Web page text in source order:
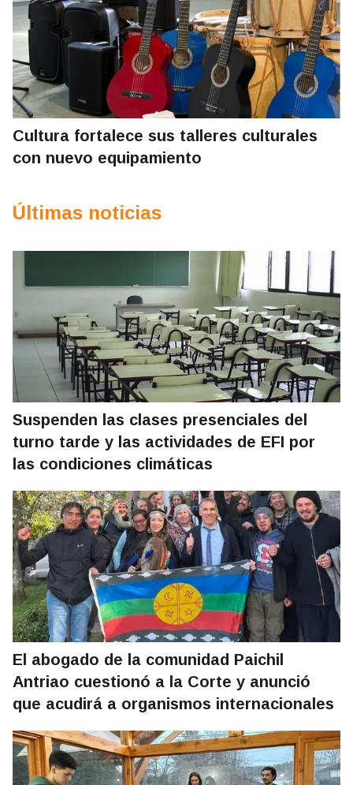
Cultura fortalece sus talleres culturales
con nuevo equipamiento
Últimas noticias
Suspenden las clases presenciales del
turno tarde y las actividades de EFI por
las condiciones climáticas
El abogado de la comunidad Paichil
Antriao cuestionó a la Corte y anunció
que acudirá a organismos internacionales